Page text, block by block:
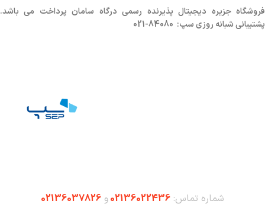
فروشگاهجزیره دیجیتال پذیرنده رسمی درگاه سامان پرداخت می باشد.
پشتیبانی شبانه روزی سپ: 84080-021
شماره تماس: 02136022436و 02136037826